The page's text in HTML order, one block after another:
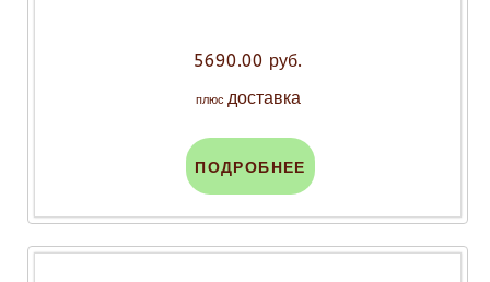
5690.00 руб.
плюс доставка
ПОДРОБНЕЕ